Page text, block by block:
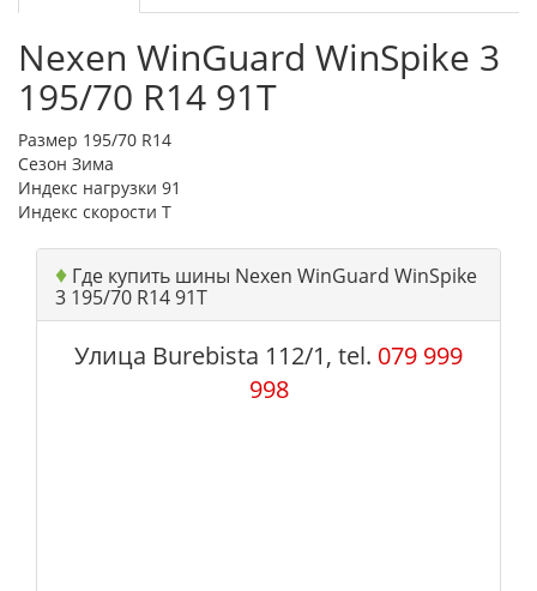
Nexen WinGuard WinSpike 3
195/70 R14 91T
Размер 195/70 R14
Сезон Зима
Индекс нагрузки 91
Индекс скорости T
♦ Где купить шины Nexen WinGuard WinSpike
3 195/70 R14 91T
Улица Burebista 112/1, tel. 079 999
998